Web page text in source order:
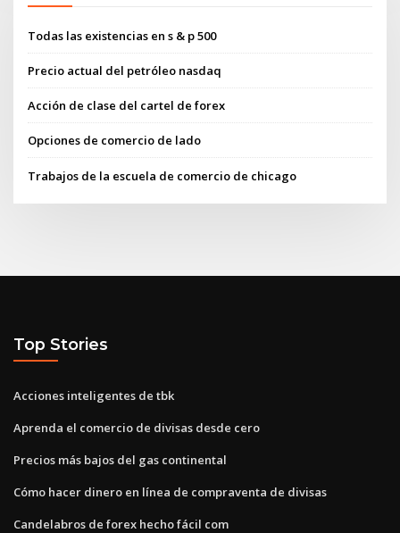
Todas las existencias en s & p 500
Precio actual del petróleo nasdaq
Acción de clase del cartel de forex
Opciones de comercio de lado
Trabajos de la escuela de comercio de chicago
Top Stories
Acciones inteligentes de tbk
Aprenda el comercio de divisas desde cero
Precios más bajos del gas continental
Cómo hacer dinero en línea de compraventa de divisas
Candelabros de forex hecho fácil com